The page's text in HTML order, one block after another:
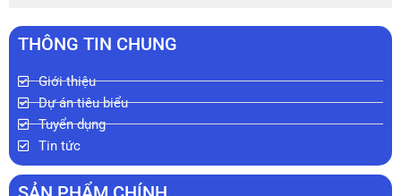
THÔNG TIN CHUNG
Giới thiệu
Dự án tiêu biểu
Tuyển dụng
Tin tức